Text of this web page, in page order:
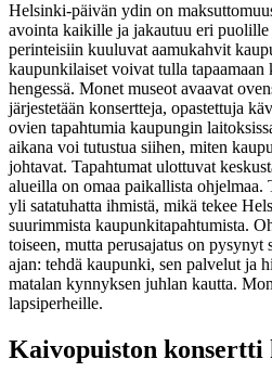
Helsinki-päivän ydin on
avointa kaikille ja jakautuu eri
perinteisiin kuuluvat aamukahvit
kaupunkilaiset voivat tulla tapaamaan
hengessä. Monet museot avaavat
järjestetään konsertteja, opastettuja
ovien tapahtumia kaupungin
aikana voi tutustua siihen, miten
johtavat. Tapahtumat ulottuvat
alueilla on omaa paikallista ohjelmaa.
yli satatuhatta ihmistä, mikä tekee
suurimmista kaupunkitapahtumista.
toiseen, mutta perusajatus on pysynyt
ajan: tehdä kaupunki, sen palvelut ja
matalan kynnyksen juhlan kautta.
lapsiperheille.
Kaivopuiston konsertti